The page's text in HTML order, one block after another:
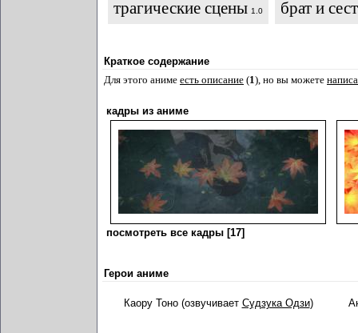
трагические сцены 1.0 брат и
Краткое содержание
Для этого аниме есть описание (1), но вы можете
кадры из аниме
посмотреть все кадры [17]
Герои аниме
Каору Тоно (озвучивает Судзука Одзи)